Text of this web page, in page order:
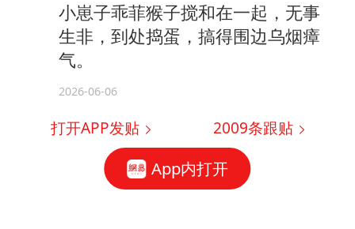
小崽子乖菲猴子搅和在一起，无事
生非，到处捣蛋，搞得围边乌烟瘴
气。
2026-06-06
打开APP发贴 2009条跟贴
App内打开